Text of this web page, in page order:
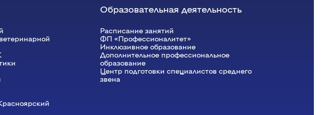
Образовательная деятельность
Расписание занятий
ФП «Профессионалитет»
Инклюзивное образование
Дополнительное профессиональное
образование
Центр подготовки специалистов среднего
звена